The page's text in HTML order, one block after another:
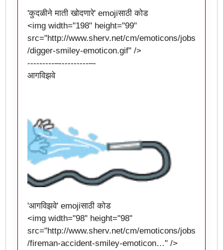
'कुदळीने माती खोदणारे' emojiसाठी कोड
<img width="198" height="99"
src="http://www.sherv.net/cm/emoticons/jobs
/digger-smiley-emoticon.gif" />
---------–----------–-
आगविझवे
'आगविझवे' emojiसाठी कोड
<img width="98" height="98"
src="http://www.sherv.net/cm/emoticons/jobs
/fireman-accident-smiley-emoticon…" />